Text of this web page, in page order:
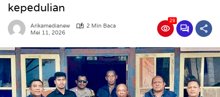
kepedulian
Arikamedianew
2 Min Baca
Mei 11, 2026
29